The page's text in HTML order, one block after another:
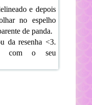
e depois
no espelho
de panda.
da resenha <3.
com o seu